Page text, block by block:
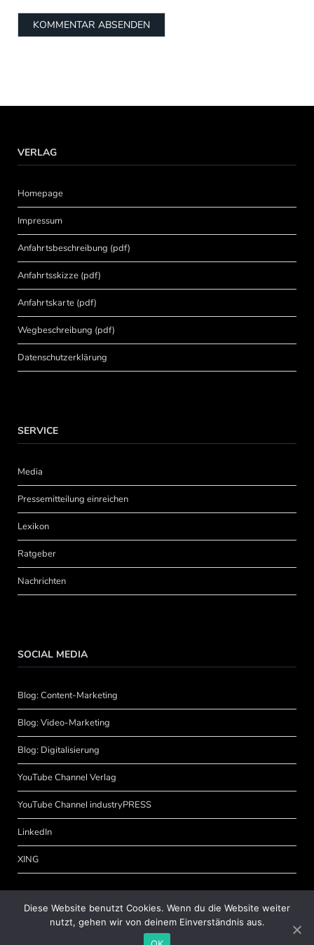
VERLAG
Homepage
Impressum
Anfahrtsbeschreibung (pdf)
Anfahrtsskizze (pdf)
Anfahrtskarte (pdf)
Wegbeschreibung (pdf)
Datenschutzerklärung
SERVICE
Media
Pressemitteilung einreichen
Lexikon
Ratgeber
Nachrichten
SOCIAL MEDIA
Blog: Content-Marketing
Blog: Video-Marketing
Blog: Digitalisierung
YouTube Channel Verlag
YouTube Channel industryPRESS
LinkedIn
XING
Diese Website benutzt Cookies. Wenn du die Website weiter
nutzt, gehen wir von deinem Einverständnis aus.